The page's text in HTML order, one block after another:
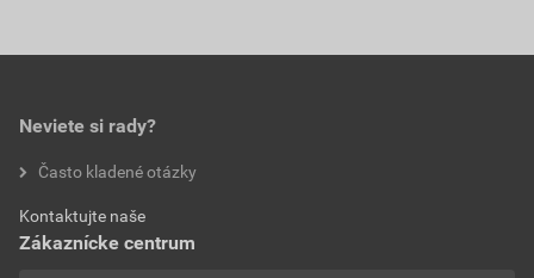
0,0
hodnotilo 0 užívateľov
Neviete si rady?
Často kladené otázky
Kontaktujte naše
Zákaznícke centrum